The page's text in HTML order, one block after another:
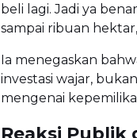
beli lagi. Jadi ya
sampai ribuan
Ia menegaskan
investasi wajar,
mengenai
Reaksi Publik